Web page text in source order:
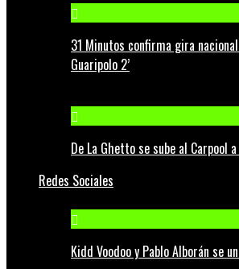
31 Minutos confirma gira
Guaripolo 2’
De La Ghetto se sube al Carpool
Redes Sociales
Kidd Voodoo y Pablo Alborán se